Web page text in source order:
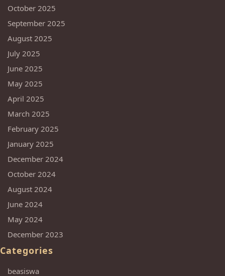
October 2025
September 2025
August 2025
July 2025
June 2025
May 2025
April 2025
March 2025
February 2025
January 2025
December 2024
October 2024
August 2024
June 2024
May 2024
December 2023
Categories
beasiswa